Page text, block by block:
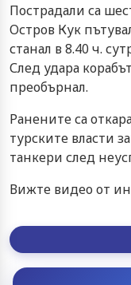
Пострадали са
Остров Кук
станал в 8.40 ч.
След удара
преобърнал.
Ранените са
турските власти
танкери след
Вижте видео от